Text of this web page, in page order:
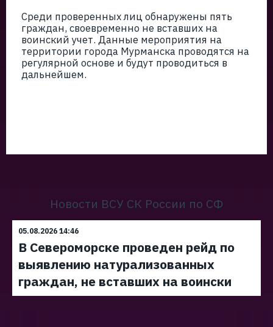
Среди проверенных лиц обнаружены пять
граждан, своевременно не вставших на
воинский учет. Данные мероприятия на
территории города Мурманска проводятся на
регулярной основе и будут проводиться в
дальнейшем.
Новости ВСУ СК России по СФ
05.08.2026 14:46
В Североморске проведен рейд по
выявлению натурализованных
граждан, не вставших на воински